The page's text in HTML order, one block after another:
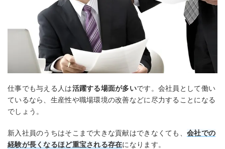
仕事でも与える人は活躍する場面が多いです。会社員として働い
ているなら、生産性や職場環境の改善などに尽力することになる
でしょう。
新入社員のうちはそこまで大きな貢献はできなくても、 会社での
経験が長くなるほど重宝される存在になります。